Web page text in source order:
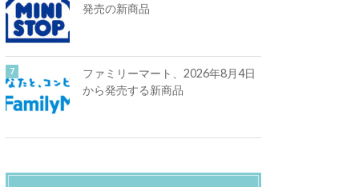
発売の新商品
ファミリーマート、2026年8月4日
から発売する新商品